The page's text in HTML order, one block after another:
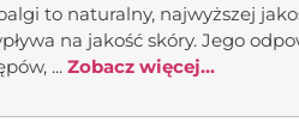
to naturalny, najwyższej
na jakość skóry. Jego
... Zobacz więcej...